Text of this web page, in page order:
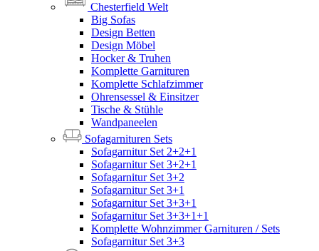
Chesterfield Welt
Big Sofas
Design Betten
Design Möbel
Hocker & Truhen
Komplette Garnituren
Komplette Schlafzimmer
Ohrensessel & Einsitzer
Tische & Stühle
Wandpaneelen
Sofagarnituren Sets
Sofagarnitur Set 2+2+1
Sofagarnitur Set 3+2+1
Sofagarnitur Set 3+2
Sofagarnitur Set 3+1
Sofagarnitur Set 3+3+1
Sofagarnitur Set 3+3+1+1
Komplette Wohnzimmer Garnituren / Sets
Sofagarnitur Set 3+3